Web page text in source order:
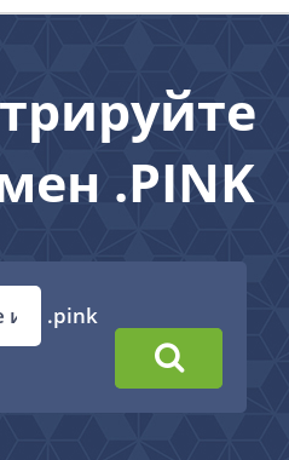
.PINK
.pink